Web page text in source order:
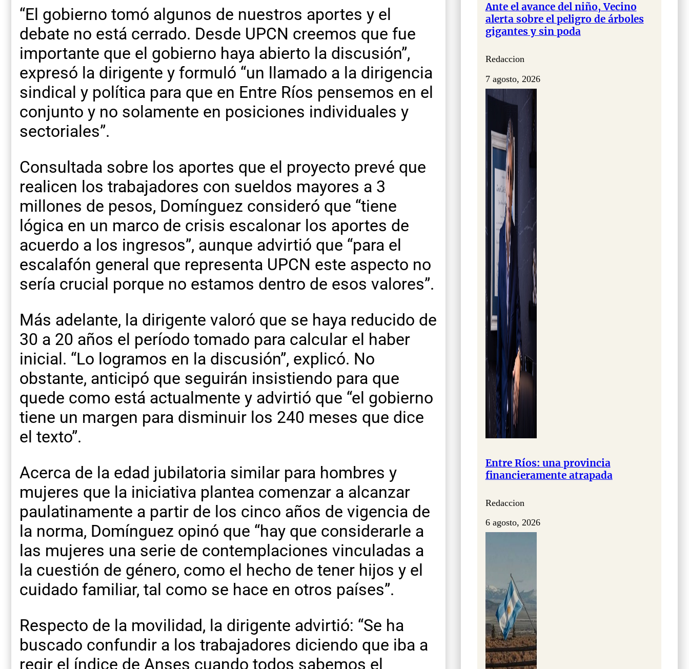
“El gobierno tomó algunos de nuestros aportes y el
debate no está cerrado. Desde UPCN creemos que fue
importante que el gobierno haya abierto la discusión”,
expresó la dirigente y formuló “un llamado a la dirigencia
sindical y política para que en Entre Ríos pensemos en el
conjunto y no solamente en posiciones individuales y
sectoriales”.
Consultada sobre los aportes que el proyecto prevé que
realicen los trabajadores con sueldos mayores a 3
millones de pesos, Domínguez consideró que “tiene
lógica en un marco de crisis escalonar los aportes de
acuerdo a los ingresos”, aunque advirtió que “para el
escalafón general que representa UPCN este aspecto no
sería crucial porque no estamos dentro de esos valores”.
Más adelante, la dirigente valoró que se haya reducido de
30 a 20 años el período tomado para calcular el haber
inicial. “Lo logramos en la discusión”, explicó. No
obstante, anticipó que seguirán insistiendo para que
quede como está actualmente y advirtió que “el gobierno
tiene un margen para disminuir los 240 meses que dice
el texto”.
Acerca de la edad jubilatoria similar para hombres y
mujeres que la iniciativa plantea comenzar a alcanzar
paulatinamente a partir de los cinco años de vigencia de
la norma, Domínguez opinó que “hay que considerarle a
las mujeres una serie de contemplaciones vinculadas a
la cuestión de género, como el hecho de tener hijos y el
cuidado familiar, tal como se hace en otros países”.
Respecto de la movilidad, la dirigente advirtió: “Se ha
buscado confundir a los trabajadores diciendo que iba a
regir el índice de Anses cuando todos sabemos el
Ante el avance del niño, Vecino
alerta sobre el peligro de árboles
gigantes y sin poda
Redaccion
7 agosto, 2026
Entre Ríos: una provincia
financieramente atrapada
Redaccion
6 agosto, 2026